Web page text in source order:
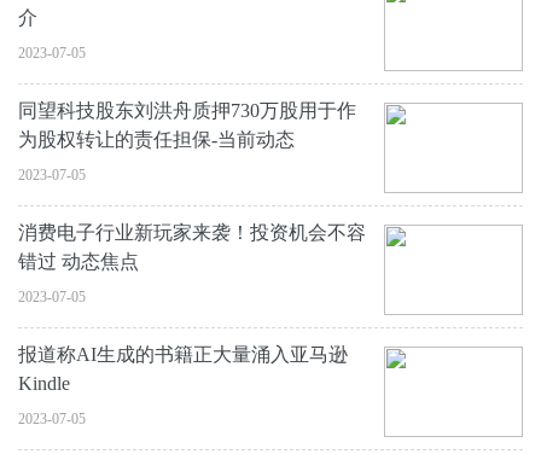
介
2023-07-05
同望科技股东刘洪舟质押730万股用于作
为股权转让的责任担保-当前动态
2023-07-05
消费电子行业新玩家来袭！投资机会不容
错过 动态焦点
2023-07-05
报道称AI生成的书籍正大量涌入亚马逊
Kindle
2023-07-05